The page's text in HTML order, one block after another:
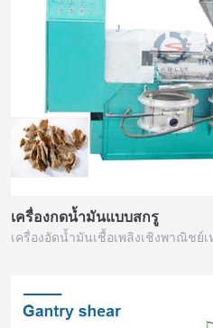
เครื่องกดน้ำมันแบบสกรู
เครื่องอัดน้ำมันเชื้อเพลิงเชิงพาณิชย์